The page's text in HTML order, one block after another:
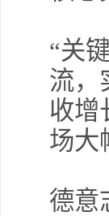
“关
流，
收增
场大
德意